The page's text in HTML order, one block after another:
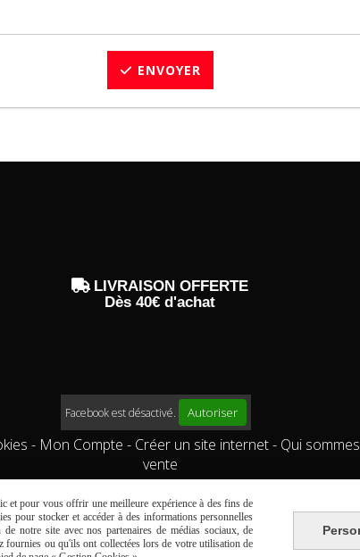
ENVOYER
 LIVRAISON OFFERTE
Dès 40€ d'achat
Facebook est désactivé. Autoriser
Mon Compte Créer un site internet Qui
vente
et pour vous offrir une meilleure expérience à des fins de
pour stocker et accéder à des informations personnelles
notre site avec nos partenaires de médias sociaux, de
fournies ou qu'ils ont collectées lors de votre utilisation de